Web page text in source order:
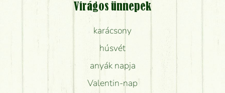
Virágos ünnepek
karácsony
húsvét
anyák napja
Valentin-nap